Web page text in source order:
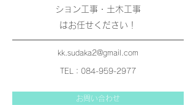
ション工事・土木工事
はお任せください！
kk.sudaka2@gmail.com
TEL：084-959-2977
お問い合わせ